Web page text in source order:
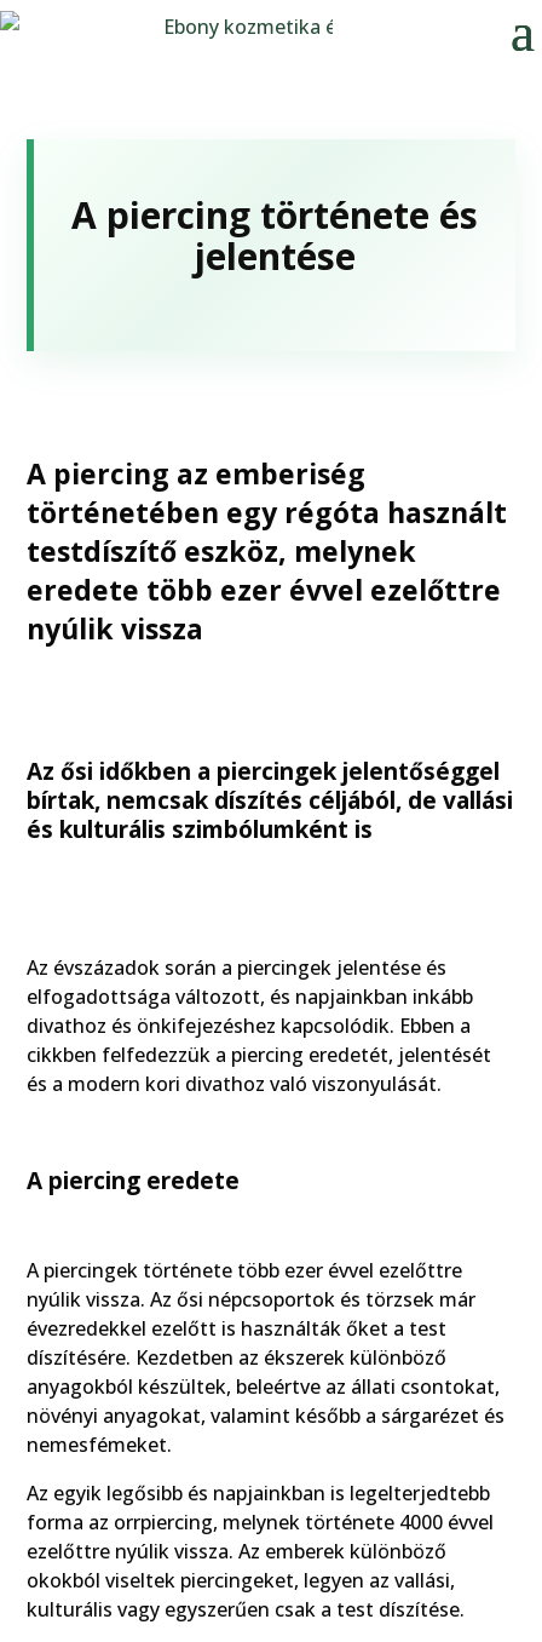
A piercing története és
jelentése
A piercing az emberiség
történetében egy régóta használt
testdíszítő eszköz, melynek
eredete több ezer évvel ezelőttre
nyúlik vissza
Az ősi időkben a piercingek jelentőséggel
bírtak, nemcsak díszítés céljából, de vallási
és kulturális szimbólumként is
Az évszázadok során a piercingek jelentése és
elfogadottsága változott, és napjainkban inkább
divathoz és önkifejezéshez kapcsolódik. Ebben a
cikkben felfedezzük a piercing eredetét, jelentését
és a modern kori divathoz való viszonyulását.
A piercing eredete
A piercingek története több ezer évvel ezelőttre
nyúlik vissza. Az ősi népcsoportok és törzsek már
évezredekkel ezelőtt is használták őket a test
díszítésére. Kezdetben az ékszerek különböző
anyagokból készültek, beleértve az állati csontokat,
növényi anyagokat, valamint később a sárgarézet és
nemesfémeket.
Az egyik legősibb és napjainkban is legelterjedtebb
forma az orrpiercing, melynek története 4000 évvel
ezelőttre nyúlik vissza. Az emberek különböző
okokból viseltek piercingeket, legyen az vallási,
kulturális vagy egyszerűen csak a test díszítése.